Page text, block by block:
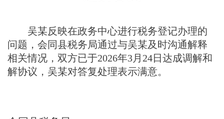
吴某反映在政务中心进行税务登记办理的
问题， 会同县税务局通过与吴某及时沟通解释
相关情况，双方已于2026年3月 24日 达成调解和
解协议 ， 吴某对答复处理表示满意。